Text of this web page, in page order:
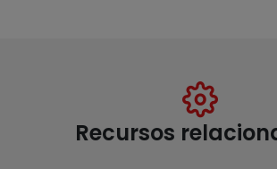
Recursos